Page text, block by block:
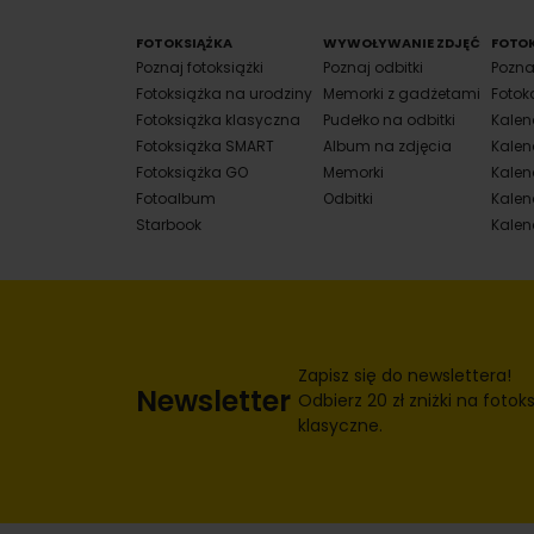
FOTOKSIĄŻKA
Poznaj fotoksiążki
Fotoksiążka na urodziny
Fotoksiążka klasyczna
Fotoksiążka SMART
Fotoksiążka GO
Fotoalbum
Starbook
WYWOŁYWANIE ZDJĘĆ
Poznaj odbitki
Memorki z gadżetami
Pudełko na odbitki
Album na zdjęcia
Memorki
Odbitki
Newsletter
Zapisz się do newslettera!
Odbierz 20 zł zniżki na
klasyczne.